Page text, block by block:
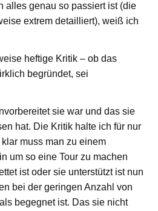
alles genau so passiert ist (die
extrem detailliert), weiß ich
heftige Kritik – ob das
begründet, sei
sie war und das sie
hat. Die Kritik halte ich für nur
muss man zu einem
um so eine Tour zu machen
ist oder sie unterstützt ist nun
bei der geringen Anzahl von
begegnet ist. Das sie nicht